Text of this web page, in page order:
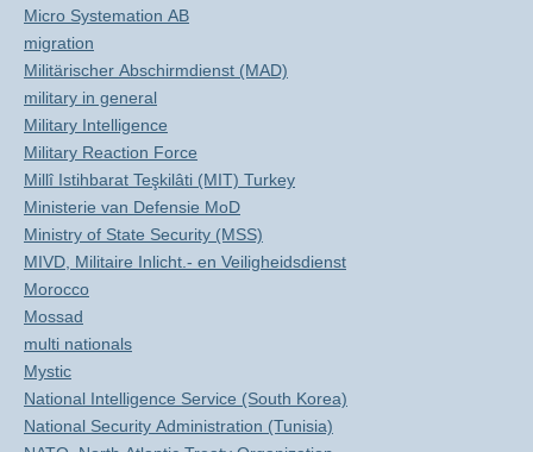
Micro Systemation AB
migration
Militärischer Abschirmdienst (MAD)
military in general
Military Intelligence
Military Reaction Force
Millî Istihbarat Teşkilâti (MIT) Turkey
Ministerie van Defensie MoD
Ministry of State Security (MSS)
MIVD, Militaire Inlicht.- en Veiligheidsdienst
Morocco
Mossad
multi nationals
Mystic
National Intelligence Service (South Korea)
National Security Administration (Tunisia)